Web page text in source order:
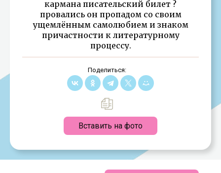
кармана писательский билет ?
провались он пропадом со своим
ущемлённым самолюбием и знаком
причастности к литературному
процессу.
Поделиться:
Вставить на фото